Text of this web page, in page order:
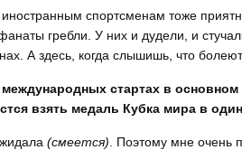
спортсменам тоже
гребли. У них и дудели, и
А здесь, когда слышишь, что
стартах в
взять медаль Кубка мира в
(смеется) . Поэтому мне